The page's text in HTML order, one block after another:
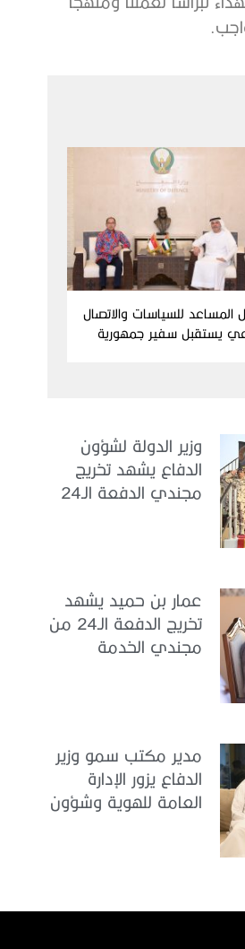
المساعد للسياسات والاتصال
يستقبل سفير جمهورية
وزير الدولة لشؤون
الدفاع يشهد تخريج
مجندي الدفعة الـ24
عمار بن حميد يشهد
تخريج الدفعة الـ24 من
مجندي الخدمة
مدير مكتب سمو وزير
الدفاع يزور الإدارة
العامة للهوية وشؤون